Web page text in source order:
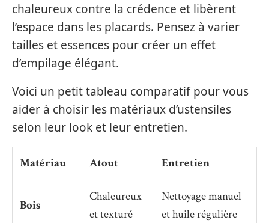
chaleureux contre la crédence et libèrent
l’espace dans les placards. Pensez à varier
tailles et essences pour créer un effet
d’empilage élégant.
Voici un petit tableau comparatif pour vous
aider à choisir les matériaux d’ustensiles
selon leur look et leur entretien.
Matériau Atout Entretien
Bois
Chaleureux
et texturé
Nettoyage manuel
et huile régulière